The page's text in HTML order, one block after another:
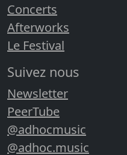
Concerts
Afterworks
Le Festival
Suivez nous
Newsletter
PeerTube
@adhocmusic
@adhoc.music